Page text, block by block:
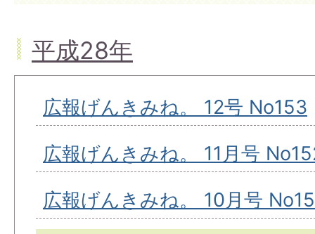
平成28年
広報げんきみね。 12号 No153
広報げんきみね。 11月号
広報げんきみね。 10月号